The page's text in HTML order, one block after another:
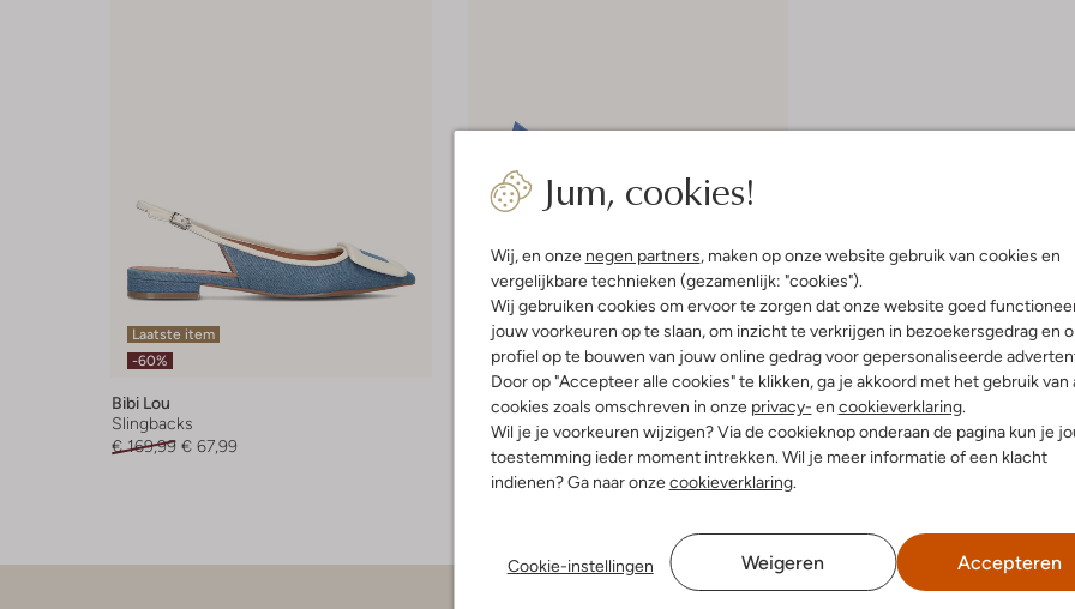
Jum, cookies!
Wij, en onze negen partners, maken op onze website gebruik van cookies en
vergelijkbare technieken (gezamenlijk: "cookies").
Wij gebruiken cookies om ervoor te zorgen dat onze website goed
jouw voorkeuren op te slaan, om inzicht te verkrijgen in bezoekersgedrag en
profiel op te bouwen van jouw online gedrag voor gepersonaliseerde
Door op "Accepteer alle cookies" te klikken, ga je akkoord met het gebruik van
cookies zoals omschreven in onze privacy- en cookieverklaring.
Wil je je voorkeuren wijzigen? Via de cookieknop onderaan de pagina kun je
toestemming ieder moment intrekken. Wil je meer informatie of een klacht
indienen? Ga naar onzecookieverklaring.
Cookie-instellingen Weigeren Accepteren
Laatste item
-60%
Bibi Lou
Slingbacks
€ 169,99 € 67,99
Laatste item
-50%
Bibi Lou
Sandalen met hak
€ 169,95
€ 84,99